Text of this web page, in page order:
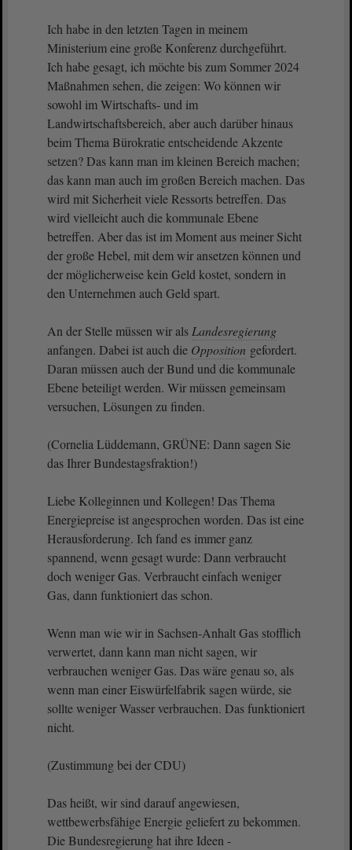
Ich habe in den letzten Tagen in meinem
Ministerium eine große Konferenz durchgeführt.
Ich habe gesagt, ich möchte bis zum Sommer 2024
Maßnahmen sehen, die zeigen: Wo können wir
sowohl im Wirtschafts- und im
Landwirtschaftsbereich, aber auch darüber hinaus
beim Thema Bürokratie entscheidende Akzente
setzen? Das kann man im kleinen Bereich machen;
das kann man auch im großen Bereich machen. Das
wird mit Sicherheit viele Ressorts betreffen. Das
wird vielleicht auch die kommunale Ebene
betreffen. Aber das ist im Moment aus meiner Sicht
der große Hebel, mit dem wir ansetzen können und
der möglicherweise kein Geld kostet, sondern in
den Unternehmen auch Geld spart.
An der Stelle müssen wir als Landesregierung
anfangen. Dabei ist auch die Opposition gefordert.
Daran müssen auch der Bund und die kommunale
Ebene beteiligt werden. Wir müssen gemeinsam
versuchen, Lösungen zu finden.
(Cornelia Lüddemann, GRÜNE: Dann sagen Sie
das Ihrer Bundestagsfraktion!)
Liebe Kolleginnen und Kollegen! Das Thema
Energiepreise ist angesprochen worden. Das ist eine
Herausforderung. Ich fand es immer ganz
spannend, wenn gesagt wurde: Dann verbraucht
doch weniger Gas. Verbraucht einfach weniger
Gas, dann funktioniert das schon.
Wenn man wie wir in Sachsen-Anhalt Gas stofflich
verwertet, dann kann man nicht sagen, wir
verbrauchen weniger Gas. Das wäre genau so, als
wenn man einer Eiswürfelfabrik sagen würde, sie
sollte weniger Wasser verbrauchen. Das funktioniert
nicht.
(Zustimmung bei der CDU)
Das heißt, wir sind darauf angewiesen,
wettbewerbsfähige Energie geliefert zu bekommen.
Die Bundesregierung hat ihre Ideen -